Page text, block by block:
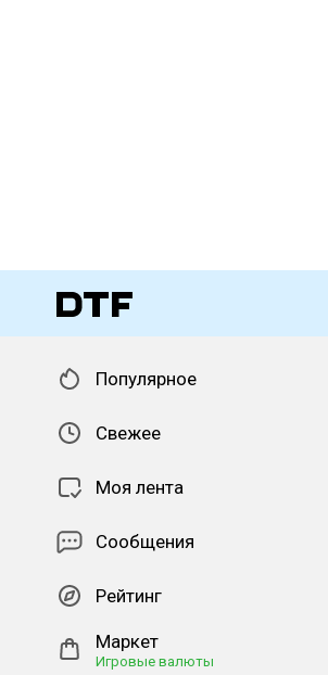
Популярное
Свежее
Моя лента
Сообщения
Рейтинг
Маркет
Игровые валюты